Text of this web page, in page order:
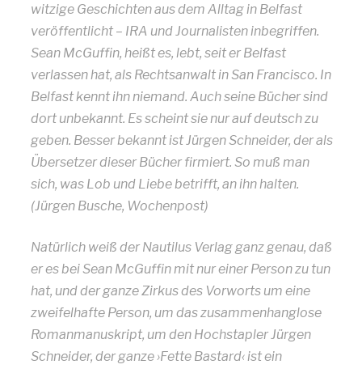
witzige Geschichten aus dem Alltag in Belfast
veröffentlicht – IRA und Journalisten inbegriffen.
Sean McGuffin, heißt es, lebt, seit er Belfast
verlassen hat, als Rechtsanwalt in San Francisco. In
Belfast kennt ihn niemand. Auch seine Bücher sind
dort unbekannt. Es scheint sie nur auf deutsch zu
geben. Besser bekannt ist Jürgen Schneider, der als
Übersetzer dieser Bücher firmiert. So muß man
sich, was Lob und Liebe betrifft, an ihn halten.
(Jürgen Busche, Wochenpost)
Natürlich weiß der Nautilus Verlag ganz genau, daß
er es bei Sean McGuffin mit nur einer Person zu tun
hat, und der ganze Zirkus des Vorworts um eine
zweifelhafte Person, um das zusammenhanglose
Romanmanuskript, um den Hochstapler Jürgen
Schneider, der ganze ›Fette Bastard‹ ist ein